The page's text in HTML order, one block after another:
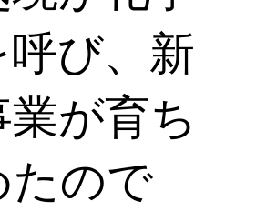
び、新
が育ち
ので